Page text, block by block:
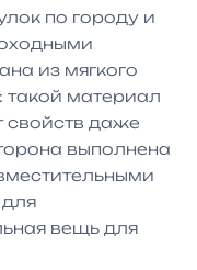
по городу и
из мягкого
такой материал
свойств даже
выполнена
вещь для